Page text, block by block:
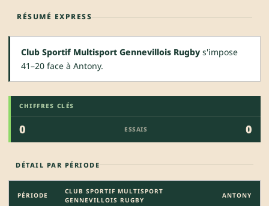
RÉSUMÉ EXPRESS
Club Sportif Multisport Gennevillois Rugby s'impose
41–20 face à Antony.
CHIFFRES CLÉS
0 ESSAIS 0
DÉTAIL PAR PÉRIODE
PÉRIODE
CLUB SPORTIF MULTISPORT
GENNEVILLOIS RUGBY
ANTONY